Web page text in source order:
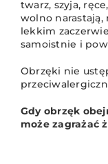
twarz, szyja,
wolno narastają,
lekkim
samoistnie i
Obrzęki nie
Gdy obrzęk
może zagrażać